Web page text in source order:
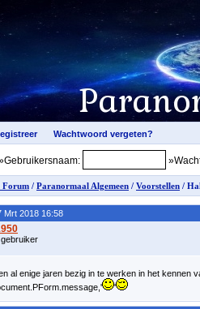
Forum / Paranormaal Algemeen / Voorstellen /
Mrt 2018 16:58
al enige jaren bezig in te werken in het kennen
'